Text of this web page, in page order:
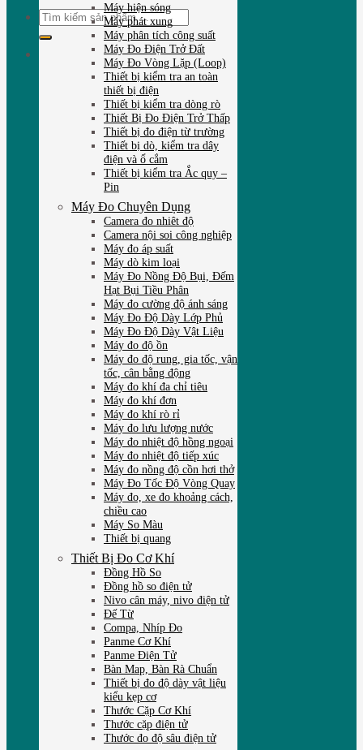
Tìm
kiếm:
Máy hiện sóng
Máy phát xung
Máy phân tích công suất
Máy Đo Điện Trở Đất
Máy Đo Vòng Lặp (Loop)
Thiết bị kiểm tra an toàn
thiết bị điện
Thiết bị kiểm tra dòng rò
Thiết Bị Đo Điện Trở Thấp
Thiết bị đo điện từ trường
Thiết bị dò, kiểm tra dây
điện và ổ cắm
Thiết bị kiểm tra Ắc quy –
Pin
Máy Đo Chuyên Dụng
Camera đo nhiêt độ
Camera nội soi công nghiệp
Máy đo áp suất
Máy dò kim loại
Máy Đo Nồng Độ Bụi, Đếm
Hạt Bụi Tiều Phân
Máy đo cường độ ánh sáng
Máy Đo Độ Dày Lớp Phủ
Máy Đo Độ Dày Vật Liệu
Máy đo độ ồn
Máy đo độ rung, gia tốc, vận
tốc, cân bằng động
Máy đo khí đa chỉ tiêu
Máy đo khí đơn
Máy đo khí rò rỉ
Máy đo lưu lượng nước
Máy đo nhiệt độ hồng ngoại
Máy đo nhiệt độ tiếp xúc
Máy đo nồng độ cồn hơi thở
Máy Đo Tốc Độ Vòng Quay
Máy đo, xe đo khoảng cách,
chiều cao
Máy So Màu
Thiết bị quang
Thiết Bị Đo Cơ Khí
Đồng Hồ So
Đồng hồ so điện tử
Nivo cân máy, nivo điện tử
Đế Từ
Compa, Nhíp Đo
Panme Cơ Khí
Panme Điện Tử
Bàn Map, Bàn Rà Chuẩn
Thiết bị đo độ dày vật liệu
kiểu kẹp cơ
Thước Cặp Cơ Khí
Thước cặp điện tử
Thước đo độ sâu điện tử